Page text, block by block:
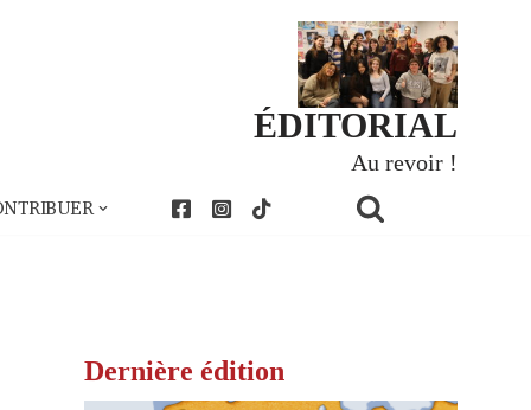
ÉDITORIAL
Au revoir !
Dernière édition